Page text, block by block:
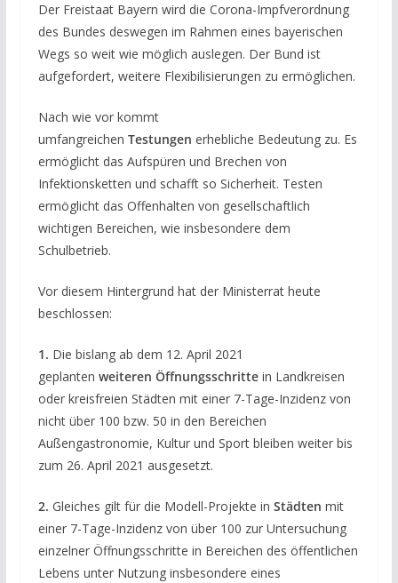
Der Freistaat Bayern wird die Corona-Impfverordnung
des Bundes deswegen im Rahmen eines bayerischen
Wegs so weit wie möglich auslegen. Der Bund ist
aufgefordert, weitere Flexibilisierungen zu ermöglichen.
Nach wie vor kommt
umfangreichen Testungen erhebliche Bedeutung zu. Es
ermöglicht das Aufspüren und Brechen von
Infektionsketten und schafft so Sicherheit. Testen
ermöglicht das Offenhalten von gesellschaftlich
wichtigen Bereichen, wie insbesondere dem
Schulbetrieb.
Vor diesem Hintergrund hat der Ministerrat heute
beschlossen:
1. Die bislang ab dem 12. April 2021
geplanten weiteren Öffnungsschrittein Landkreisen
oder kreisfreien Städten mit einer 7-Tage-Inzidenz von
nicht über 100 bzw. 50 in den Bereichen
Außengastronomie, Kultur und Sport bleiben weiter bis
zum 26. April 2021 ausgesetzt.
2. Gleiches gilt für die Modell-Projekte in Städten mit
einer 7-Tage-Inzidenz von über 100 zur Untersuchung
einzelner Öffnungsschritte in Bereichen des öffentlichen
Lebens unter Nutzung insbesondere eines